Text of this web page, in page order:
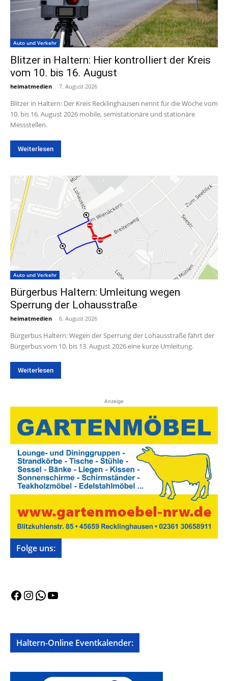
Auto und Verkehr
Blitzer in Haltern: Hier kontrolliert der Kreis
vom 10. bis 16. August
heimatmedien - 7. August 2026
Blitzer in Haltern: Der Kreis Recklinghausen nennt für die Woche vom
10. bis 16. August 2026 mobile, semistationäre und stationäre
Messstellen.
Weiterlesen
Auto und Verkehr
Bürgerbus Haltern: Umleitung wegen
Sperrung der Lohausstraße
heimatmedien - 6. August 2026
Bürgerbus Haltern: Wegen der Sperrung der Lohausstraße fährt der
Bürgerbus vom 10. bis 13. August 2026 eine kurze Umleitung.
Weiterlesen
Anzeige
Folge uns:
Facebook
Instagram
WhatsApp
YouTube
Haltern-Online Eventkalender: